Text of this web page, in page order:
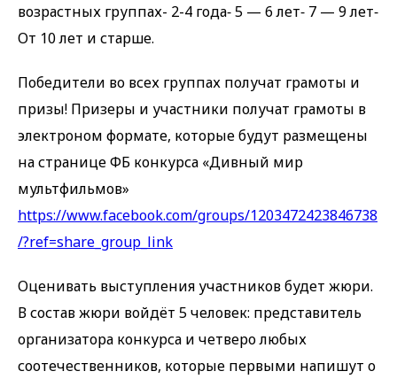
возрастных группах- 2-4 года⁃ 5 — 6 лет⁃ 7 — 9 лет⁃
От 10 лет и старше.
Победители во всех группах получат грамоты и
призы! Призеры и участники получат грамоты в
электроном формате, которые будут размещены
на странице ФБ конкурса «Дивный мир
мультфильмов»
https://www.facebook.com/groups/1203472423846738
/?ref=share_group_link
Оценивать выступления участников будет жюри.
В состав жюри войдёт 5 человек: представитель
организатора конкурса и четверо любых
соотечественников, которые первыми напишут о